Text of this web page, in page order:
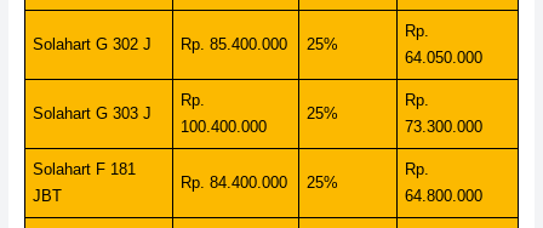
Solahart G 302 J Rp. 85.400.000 25%
Rp.
64.050.000
Solahart G 303 J
Rp.
100.400.000
25%
Rp.
73.300.000
Solahart F 181
JBT
Rp. 84.400.000 25%
Rp.
64.800.000